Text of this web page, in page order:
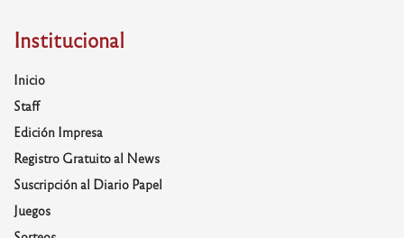
Institucional
Inicio
Staff
Edición Impresa
Registro Gratuito al News
Suscripción al Diario Papel
Juegos